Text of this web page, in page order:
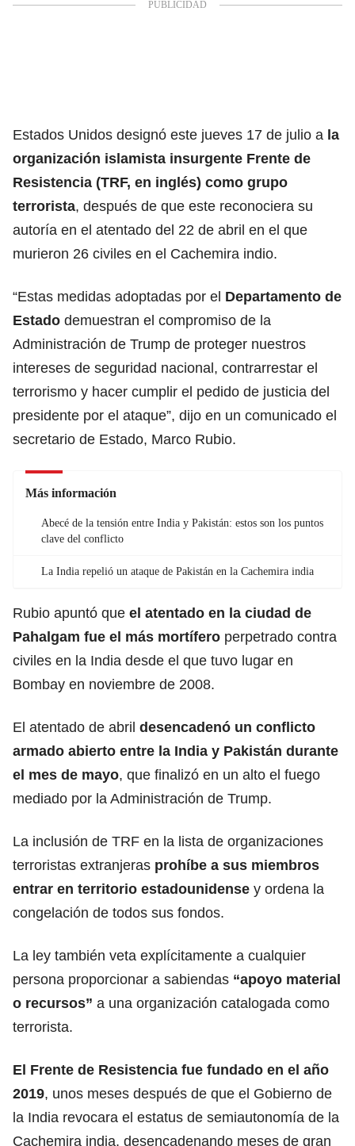
Estados Unidos designó este jueves 17 de julio a la
organización islamista insurgente Frente de
Resistencia (TRF, en inglés) como grupo
terrorista, después de que este reconociera su
autoría en el atentado del 22 de abril en el que
murieron 26 civiles en el Cachemira indio.
“Estas medidas adoptadas por el Departamento de
Estado demuestran el compromiso de la
Administración de Trump de proteger nuestros
intereses de seguridad nacional, contrarrestar el
terrorismo y hacer cumplir el pedido de justicia del
presidente por el ataque”, dijo en un comunicado el
secretario de Estado, Marco Rubio.
Más información
Abecé de la tensión entre India y Pakistán: estos son los puntos
clave del conflicto
La India repelió un ataque de Pakistán en la Cachemira india
Rubio apuntó que el atentado en la ciudad de
Pahalgam fue el más mortífero perpetrado contra
civiles en la India desde el que tuvo lugar en
Bombay en noviembre de 2008.
El atentado de abril desencadenó un conflicto
armado abierto entre la India y Pakistán durante
el mes de mayo, que finalizó en un alto el fuego
mediado por la Administración de Trump.
La inclusión de TRF en la lista de organizaciones
terroristas extranjeras prohíbe a sus miembros
entrar en territorio estadounidense y ordena la
congelación de todos sus fondos.
La ley también veta explícitamente a cualquier
persona proporcionar a sabiendas “apoyo material
o recursos” a una organización catalogada como
terrorista.
El Frente de Resistencia fue fundado en el año
2019, unos meses después de que el Gobierno de
la India revocara el estatus de semiautonomía de la
Cachemira india, desencadenando meses de gran